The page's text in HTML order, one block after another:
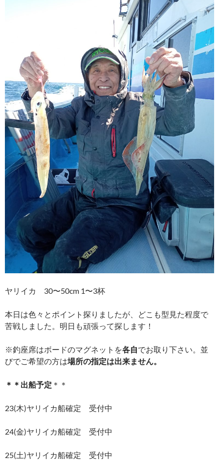
ヤリイカ 30〜50cm 1〜3杯
本日は色々とポイント探りましたが、どこも型見た程度で
苦戦しました。明日も頑張って探します！
※釣座席はボードのマグネットを各自でお取り下さい。並
びでご希望の方は場所の指定は出来ません。
＊＊出船予定 ＊＊
23(木)ヤリイカ船確定 受付中
24(金)ヤリイカ船確定 受付中
25(土)ヤリイカ船確定 受付中